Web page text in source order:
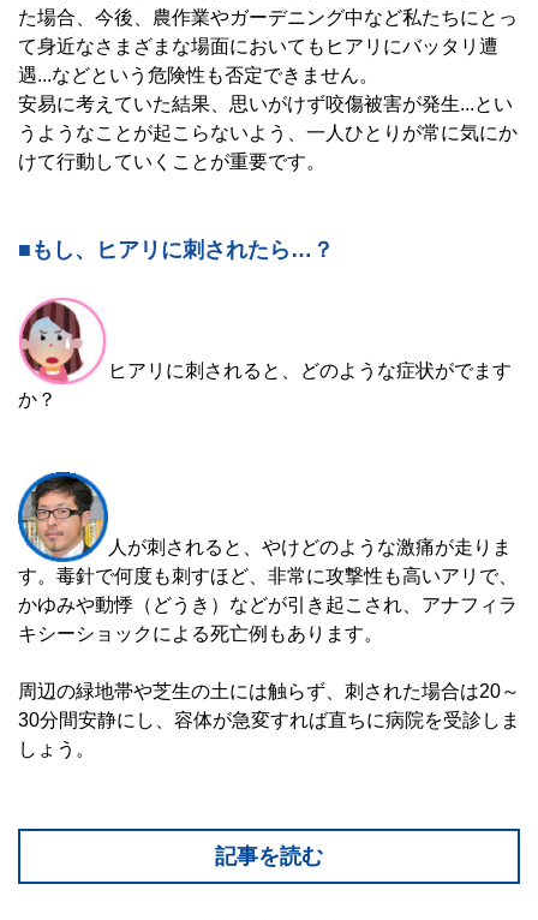
た場合、今後、農作業やガーデニング中など私たちにとっ
て身近なさまざまな場面においてもヒアリにバッタリ遭
遇...などという危険性も否定できません。
安易に考えていた結果、思いがけず咬傷被害が発生...とい
うようなことが起こらないよう、一人ひとりが常に気にか
けて行動していくことが重要です。
■もし、ヒアリに刺されたら…？
ヒアリに刺されると、どのような症状がでます
か？
人が刺されると、やけどのような激痛が走りま
す。毒針で何度も刺すほど、非常に攻撃性も高いアリで、
かゆみや動悸（どうき）などが引き起こされ、アナフィラ
キシーショックによる死亡例もあります。
周辺の緑地帯や芝生の土には触らず、刺された場合は20～
30分間安静にし、容体が急変すれば直ちに病院を受診しま
しょう。
記事を読む